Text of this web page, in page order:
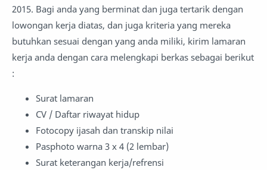
2015. Bagi anda yang berminat dan juga tertarik dengan
lowongan kerja diatas, dan juga kriteria yang mereka
butuhkan sesuai dengan yang anda miliki, kirim lamaran
kerja anda dengan cara melengkapi berkas sebagai berikut
:
Surat lamaran
CV / Daftar riwayat hidup
Fotocopy ijasah dan transkip nilai
Pasphoto warna 3 x 4 (2 lembar)
Surat keterangan kerja/refrensi